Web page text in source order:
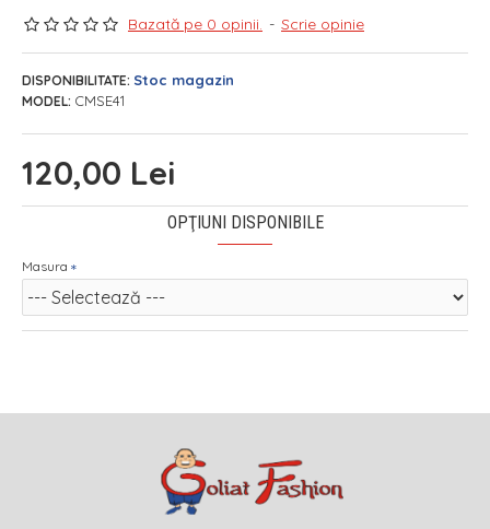
Bazată pe 0 opinii. - Scrie opinie
120,00 Lei
DISPONIBILITATE: Stoc magazin
MODEL: CMSE41
OPŢIUNI DISPONIBILE
Masura